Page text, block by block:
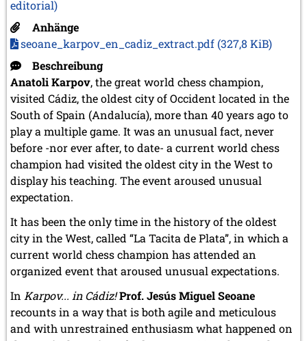
editorial)
Anhänge
seoane_karpov_en_cadiz_extract.pdf (327,8 KiB)
Beschreibung
Anatoli Karpov, the great world chess champion,
visited Cádiz, the oldest city of Occident located in the
South of Spain (Andalucía), more than 40 years ago to
play a multiple game. It was an unusual fact, never
before -nor ever after, to date- a current world chess
champion had visited the oldest city in the West to
display his teaching. The event aroused unusual
expectation.
It has been the only time in the history of the oldest
city in the West, called “La Tacita de Plata”, in which a
current world chess champion has attended an
organized event that aroused unusual expectations.
In Karpov... in Cádiz!Prof. Jesús Miguel Seoane
recounts in a way that is both agile and meticulous
and with unrestrained enthusiasm what happened on